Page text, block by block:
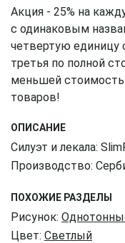
Акция - 25% на
с одинаковым
четвертую единицу
третья по полной
меньшей
товаров!
ОПИСАНИЕ
Силуэт и лекала:
Производство:
ПОХОЖИЕ РАЗДЕЛЫ
Рисунок:
Цвет: Светлый